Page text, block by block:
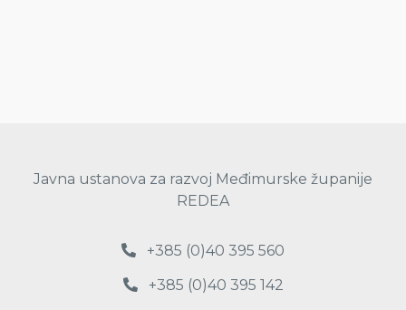
Javna ustanova za razvoj Međimurske županije
REDEA
+385 (0)40 395 560
+385 (0)40 395 142